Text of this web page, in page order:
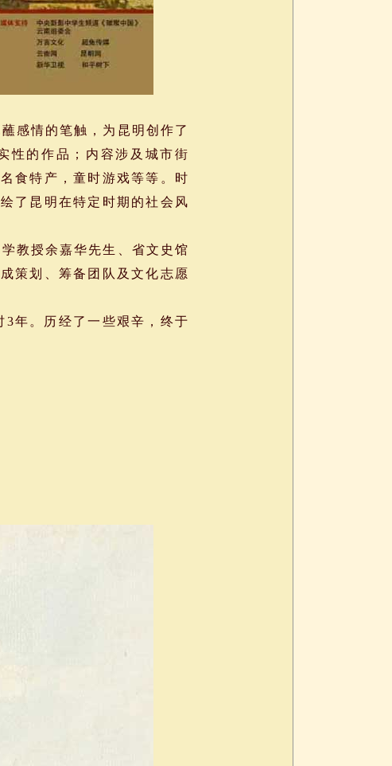
感情的笔触，为昆明创作了
性的作品；内容涉及城市街
食特产，童时游戏等等。时
了昆明在特定时期的社会风
教授余嘉华先生、省文史馆
策划、筹备团队及文化志愿
年。历经了一些艰辛，终于